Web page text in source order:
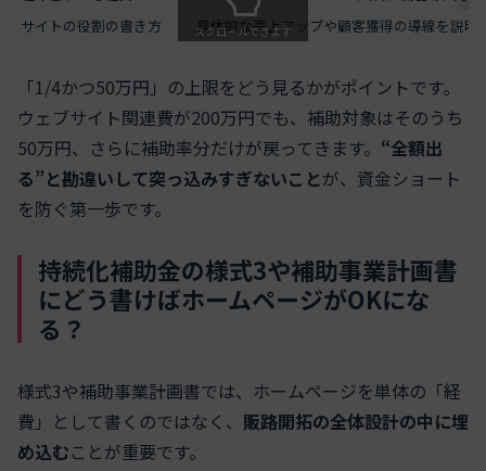
サイトの役割の書き方
具体的な売上アップや顧客獲得の導線を説明
スクロールできます
「1/4かつ50万円」の上限をどう見るかがポイントです。
ウェブサイト関連費が200万円でも、補助対象はそのうち
50万円、さらに補助率分だけが戻ってきます。 “全額出
る”と勘違いして突っ込みすぎないことが、資金ショート
を防ぐ第一歩です。
持続化補助金の様式3や補助事業計画書
にどう書けばホームページがOKにな
る？
様式3や補助事業計画書では、ホームページを単体の「経
費」として書くのではなく、 販路開拓の全体設計の中に埋
め込むことが重要です。